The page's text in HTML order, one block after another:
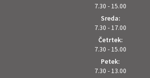
7.30 - 15.00
Sreda:
7.30 - 17.00
Četrtek:
7.30 - 15.00
Petek:
7.30 - 13.00